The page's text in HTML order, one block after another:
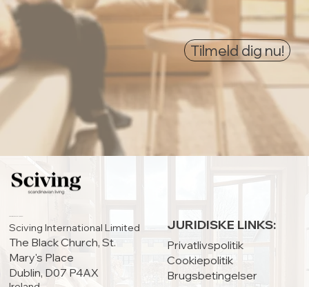
Tilmeld dig nu!
HOVEDKONTOR:
Sciving International Limited
The Black Church, St.
Mary's Place
Dublin, D07 P4AX
JURIDISKE LINKS:
Privatlivspolitik
Cookiepolitik
Brugsbetingelser